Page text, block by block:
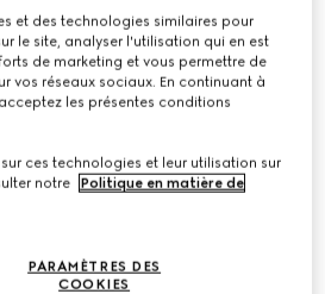
et des technologies similaires pour
le site, analyser l'utilisation qui en est
de marketing et vous permettre de
vos réseaux sociaux. En continuant à
les présentes conditions
ces technologies et leur utilisation sur
notre
Politique en matière de
PARAMÈTRES DES
COOKIES